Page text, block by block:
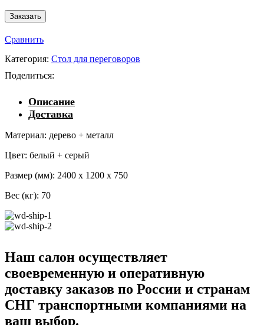
Сравнить
Категория: Стол для переговоров
Поделиться:
Описание
Доставка
Материал: дерево + металл
Цвет: белый + серый
Размер (мм): 2400 x 1200 x 750
Вес (кг): 70
Наш салон осуществляет
своевременную и оперативную
доставку заказов по России и странам
СНГ транспортными компаниями на
ваш выбор.